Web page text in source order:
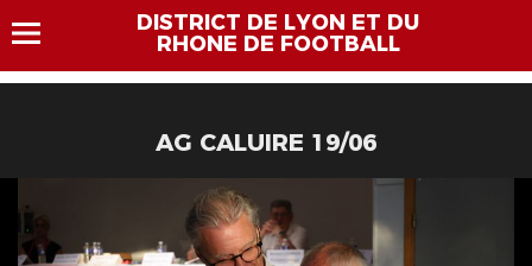
DISTRICT DE LYON ET DU
RHONE DE FOOTBALL
AG CALUIRE 19/06